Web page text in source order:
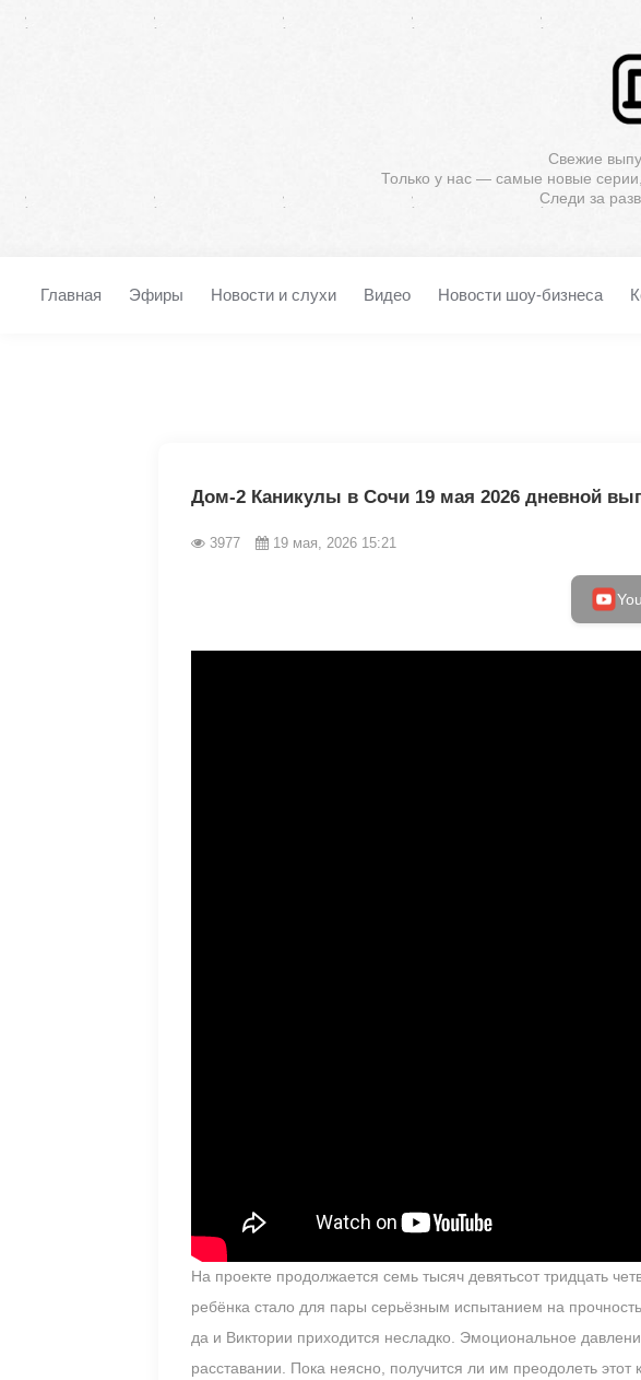
Свежие
Только у нас — самые новые
Следи за
Главная Эфиры Новости и слухи Видео Новости шоу-бизнеса
Дом-2 Каникулы в Сочи 19 мая 2026 дневной
3977 19 мая, 2026 15:21
На проекте продолжается семь тысяч девятьсот тридцать
ребёнка стало для пары серьёзным испытанием на
да и Виктории приходится несладко. Эмоциональное
расставании. Пока неясно, получится ли им преодолеть этот